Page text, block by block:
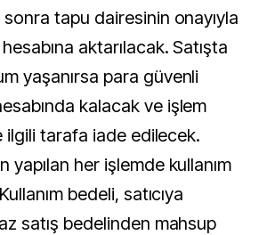
tapu dairesinin onayıyla
hesabına aktarılacak. Satışta
yaşanırsa para güvenli
kalacak ve işlem
ilgili tarafa iade edilecek.
yapılan her işlemde kullanım
bedeli, satıcıya
satış bedelinden mahsup